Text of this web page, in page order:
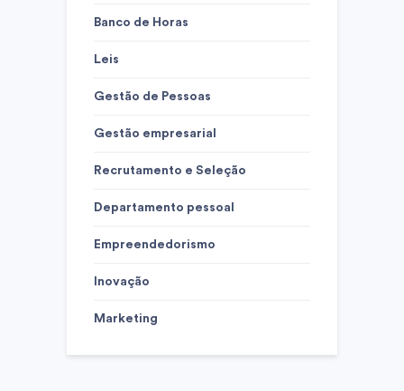
Banco de Horas
Leis
Gestão de Pessoas
Gestão empresarial
Recrutamento e Seleção
Departamento pessoal
Empreendedorismo
Inovação
Marketing